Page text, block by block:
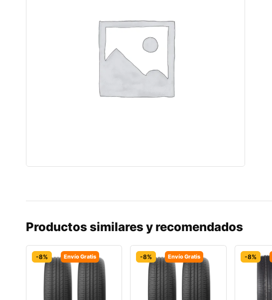
Productos similares y recomendados
-8% Envío Gratis -8% Envío Gratis -8%